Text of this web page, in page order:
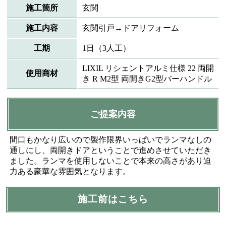
施工箇所 玄関
施工内容 玄関引戸→ドアリフォーム
工期 1日（3人工）
使用商材
LIXIL リシェントアルミ仕様 22 両開
き R M2型 両開きG2型バーハンドル
ご提案内容
間口もかなり広いので製作限界いっぱいでランマなしの
通しにし、両開きドアということで進めさせていただき
ました。ランマを使用しないことで本来の高さがあり迫
力ある豪華な雰囲気となります。
施工前はこちら